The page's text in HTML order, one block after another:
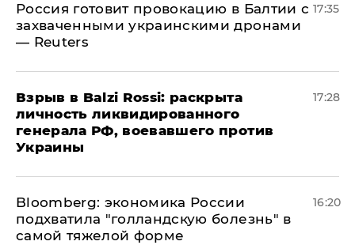
​Россия готовит провокацию в Балтии с
захваченными украинскими дронами
— Reuters
17:35
​Взрыв в Balzi Rossi: раскрыта
личность ликвидированного
генерала РФ, воевавшего против
Украины
17:28
Bloomberg: экономика России
подхватила "голландскую болезнь" в
самой тяжелой форме
16:20